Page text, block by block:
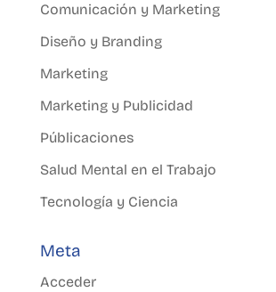
Comunicación y Marketing
Diseño y Branding
Marketing
Marketing y Publicidad
Públicaciones
Salud Mental en el Trabajo
Tecnología y Ciencia
Meta
Acceder